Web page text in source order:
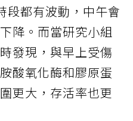
段都有波動，中午會
降。而當研究小組
發現，與早上受傷
酸氧化酶和膠原蛋
更大，存活率也更